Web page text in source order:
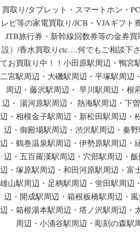
買取り/タブレット・スマートホン・
レビ等の家電買取り/JCB・VJAギフト
JTB旅行券・新幹線回数券等の金券
設）/香水買取りetc….何でもご相談下
てお買取り中！！小田原駅周辺・鴨宮
二宮駅周辺・大磯駅周辺・平塚駅周辺
周辺・藤沢駅周辺・ 早川駅周辺・根
辺・ 湯河原駅周辺・ 熱海駅周辺・下
辺・相模金子駅周辺・新松田駅周辺・
辺・御殿場駅周辺・渋沢駅周辺・秦
辺・鶴巻温泉駅周辺・伊勢原駅周辺・
辺・五百羅漢駅周辺・穴部駅周辺・
辺・塚原駅周辺・和田河原駅周辺・富
雄山駅周辺・足柄駅周辺・蛍田駅周辺
辺・開成駅周辺・箱根板橋駅周辺・
辺・箱根湯本駅周辺・塔ノ沢駅周辺・
周辺・小涌谷駅周辺・彫刻の森駅